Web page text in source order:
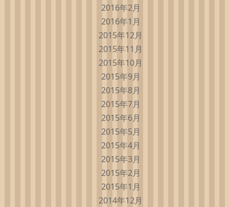
2016年2月
2016年1月
2015年12月
2015年11月
2015年10月
2015年9月
2015年8月
2015年7月
2015年6月
2015年5月
2015年4月
2015年3月
2015年2月
2015年1月
2014年12月